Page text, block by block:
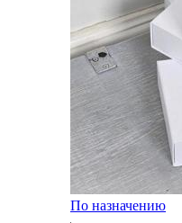
По назначению